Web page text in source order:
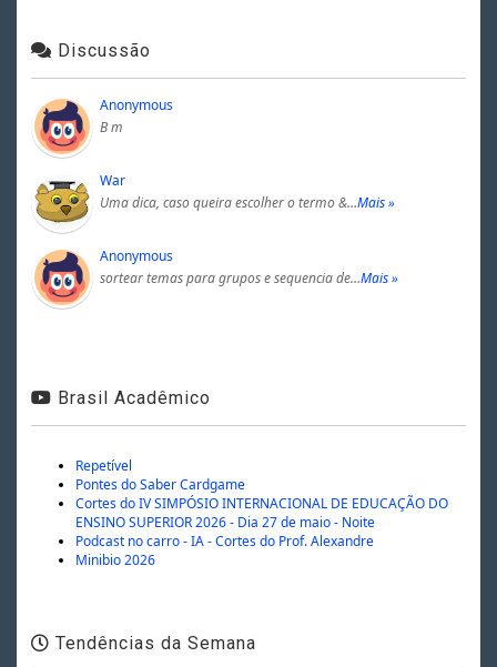
Discussão
Anonymous
B m
War
Uma dica, caso queira escolher o termo &…Mais »
Anonymous
sortear temas para grupos e sequencia de…Mais »
Brasil Acadêmico
Repetível
Pontes do Saber Cardgame
Cortes do IV SIMPÓSIO INTERNACIONAL DE EDUCAÇÃO DO
ENSINO SUPERIOR 2026 - Dia 27 de maio - Noite
Podcast no carro - IA - Cortes do Prof. Alexandre
Minibio 2026
Tendências da Semana